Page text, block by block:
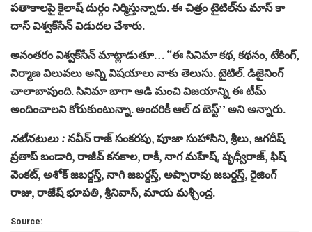
పతాకాలపై కైలాష్‌ దుర్గం నిర్మిస్తున్నారు. ఈ చిత్రం టైటిల్‌ను మాస్‌ కా
దాస్‌ విశ్వక్‌సేన్ విడుదల చేశారు.
అనంతరం విశ్వక్‌సేన్ మాట్లాడుతూ… “ఈ సినిమా కథ, కథనం, టేకింగ్‌,
నిర్మాణ విలువలు అన్ని విషయాలు నాకు తెలుసు. టైటిల్‌. డిజైనింగ్‌
చాలాబావుంది. సినిమా బాగా ఆడి మంచి విజయాన్ని ఈ టీమ్‌
అందించాలని కోరుకుంటున్నా. అందరికీ ఆల్‌ ద బెస్ట్‌’’ అని అన్నారు.
నటీనటులు :నవీన్ రాజ్ సంకరపు, పూజా సుహాసిని, శ్రీలు, జగదీష్‌
ప్రతాప్‌ బండారి, రాజీవ్‌ కనకాల, రాకీ, నాగ మహేష్, పృధ్వీరాజ్‌, ఫిష్‌
వెంకట్‌, అశోక్‌ జబర్దస్త్‌, నాగి జబర్దస్త్‌, అప్పారావు జబర్దస్త్‌, రైజింగ్‌
రాజు, రాజేష్‌ భూపతి, శ్రీనివాస్‌, మాయ మశ్చీంద్ర.
Source: